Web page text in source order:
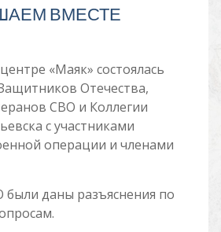
ВМЕСТЕ
«Маяк» состоялась
Отечества,
СВО и Коллегии
с участниками
операции и членами
были даны разъяснения по